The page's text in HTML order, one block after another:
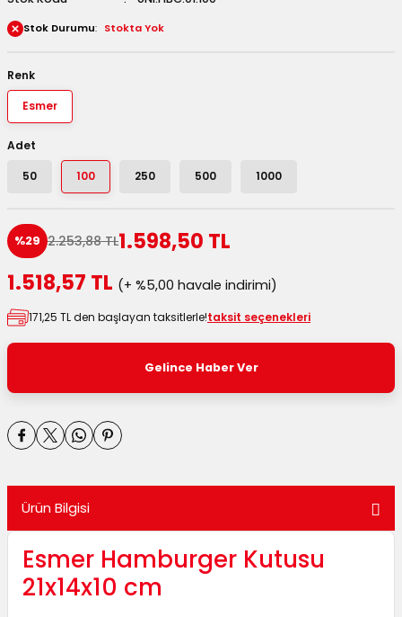
Kutuları
Kutuları
Masura Kapaklı
Stok Durumu Stokta Yok
Renk
Esmer
Adet
50 100 250 500 1000
%29 2.253,88 TL1.598,50 TL
1.518,57 TL (+ %5,00 havale indirimi)
171,25 TL den başlayan taksitlerle!taksit seçenekleri
Gelince Haber Ver
Ürün Bilgisi
Esmer Hamburger Kutusu
21x14x10 cm